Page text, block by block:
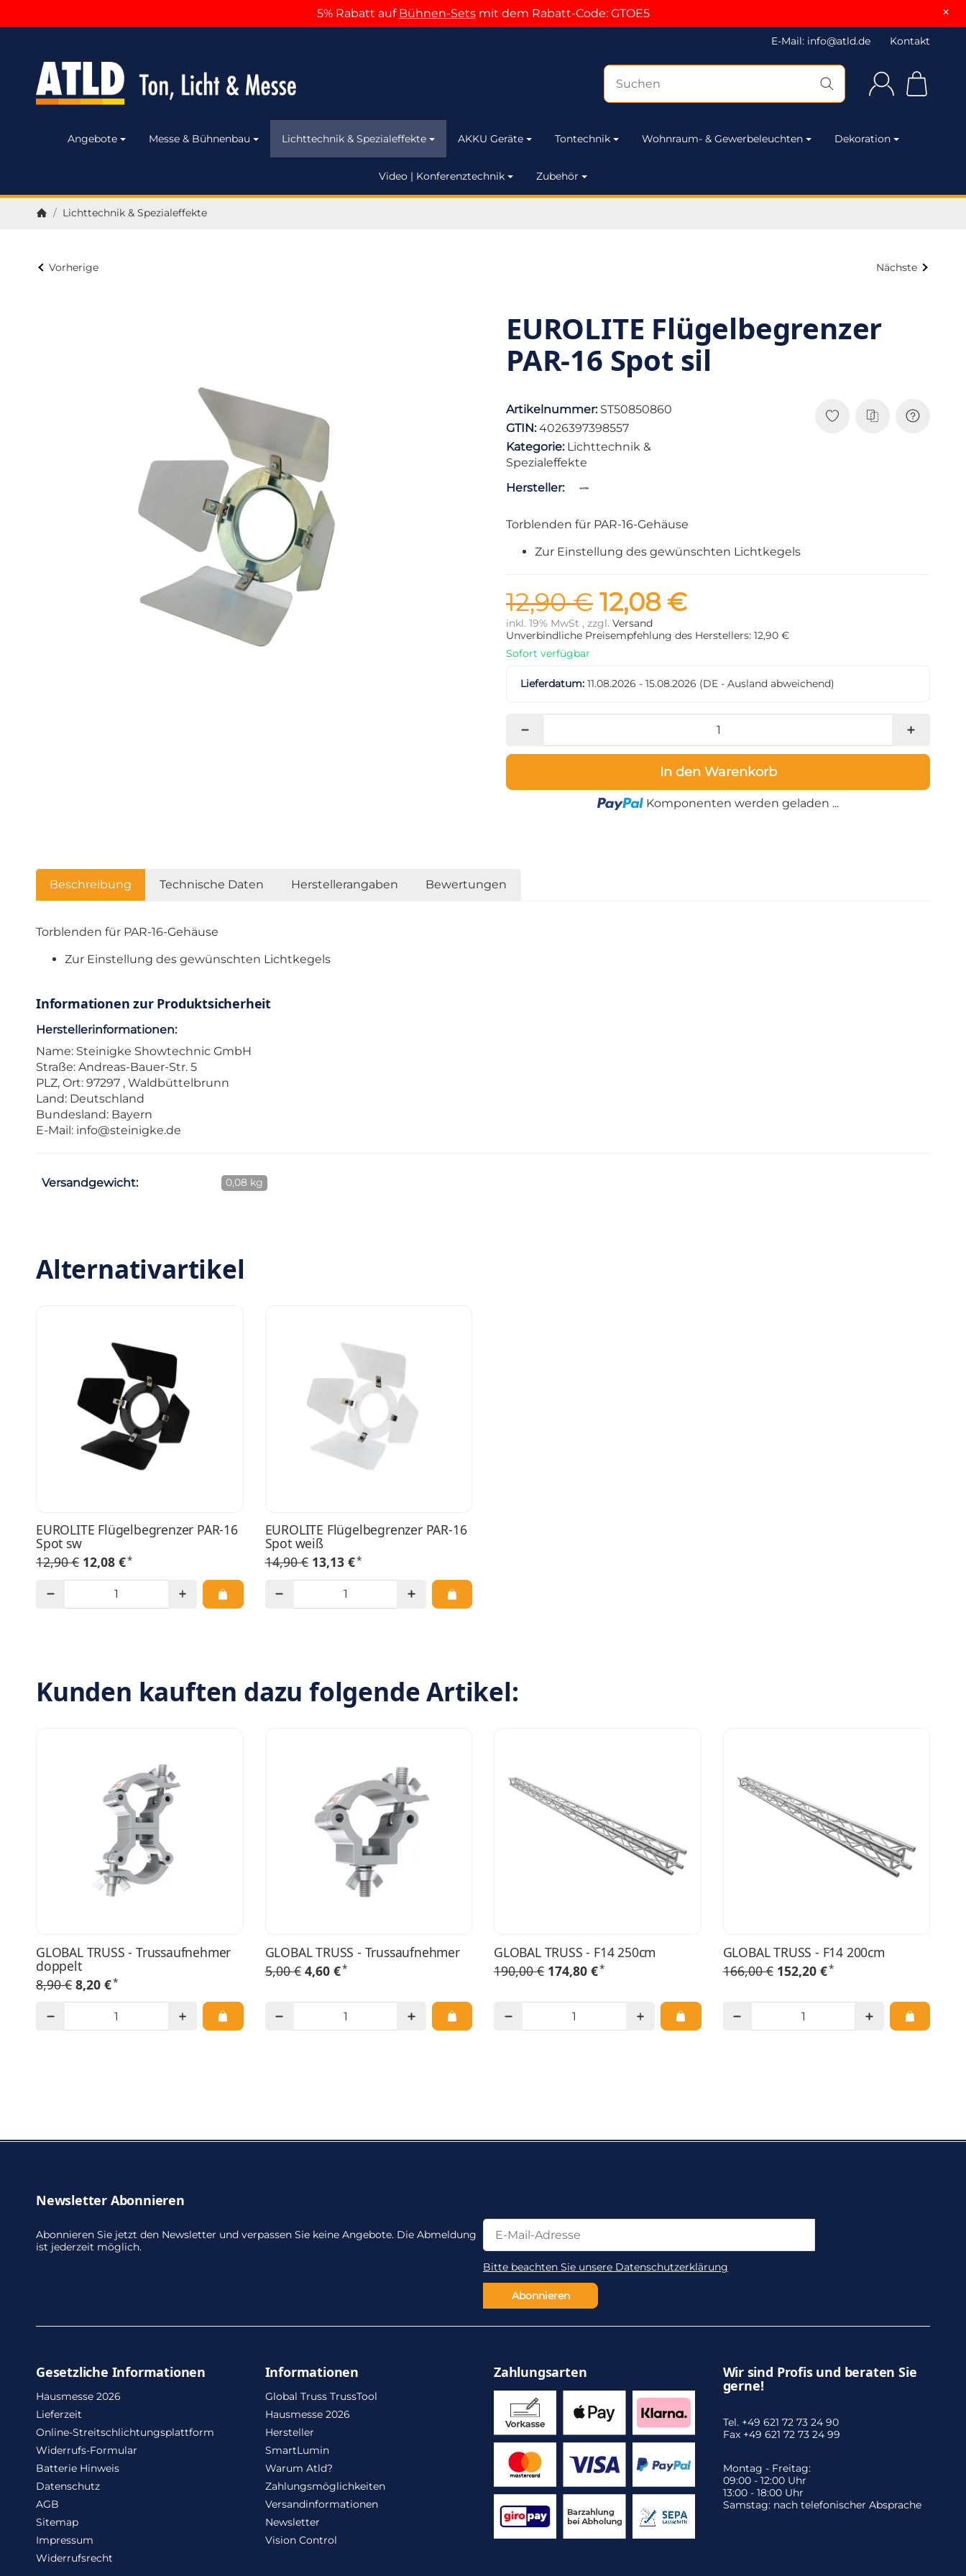
5% Rabatt auf Bühnen-Setsmit dem Rabatt-Code: GTOE5 ×
E-Mail: info@atld.de Kontakt
Angebote Messe & Bühnenbau Lichttechnik & Spezialeffekte AKKU Geräte Tontechnik Wohnraum- & Gewerbeleuchten Dekoration
Video | Konferenztechnik Zubehör
/ Lichttechnik & Spezialeffekte
Vorherige Nächste
EUROLITE Flügelbegrenzer
PAR-16 Spot sil
Artikelnummer: ST50850860
GTIN:4026397398557
Kategorie: Lichttechnik &
Spezialeffekte
Hersteller:
Torblenden für PAR-16-Gehäuse
Zur Einstellung des gewünschten Lichtkegels
12,90 € 12,08 €
inkl. 19% MwSt , zzgl. Versand
Unverbindliche Preisempfehlung des Herstellers: 12,90 €
Sofort verfügbar
Lieferdatum: 11.08.2026 - 15.08.2026 (DE - Ausland abweichend)
In den Warenkorb
Loading...
Komponenten werden geladen ...
Beschreibung Technische Daten Herstellerangaben Bewertungen
Torblenden für PAR-16-Gehäuse
Zur Einstellung des gewünschten Lichtkegels
Informationen zur Produktsicherheit
Herstellerinformationen:
Name: Steinigke Showtechnic GmbH
Straße: Andreas-Bauer-Str. 5
PLZ, Ort: 97297 , Waldbüttelbrunn
Land: Deutschland
Bundesland: Bayern
E-Mail: info@steinigke.de
Versandgewicht: 0,08 kg
Alternativartikel
EUROLITE Flügelbegrenzer PAR-16
Spot sw
12,90 € 12,08 €*
EUROLITE Flügelbegrenzer PAR-16
Spot weiß
14,90 € 13,13 €*
Kunden kauften dazu folgende Artikel:
GLOBAL TRUSS - Trussaufnehmer
doppelt
8,90 € 8,20 €*
GLOBAL TRUSS - Trussaufnehmer
5,00 € 4,60 €*
GLOBAL TRUSS - F14 250cm
190,00 € 174,80 €*
GLOBAL TRUSS - F14 200cm
166,00 € 152,20 €*
Gesetzliche Informationen
Hausmesse 2026
Lieferzeit
Online-Streitschlichtungsplattform
Widerrufs-Formular
Batterie Hinweis
Datenschutz
AGB
Sitemap
Impressum
Widerrufsrecht
Informationen
Global Truss TrussTool
Hausmesse 2026
Hersteller
SmartLumin
Warum Atld?
Zahlungsmöglichkeiten
Versandinformationen
Newsletter
Vision Control
Zahlungsarten Wir sind Profis und beraten Sie
gerne!
Tel. +49 621 72 73 24 90
Fax +49 621 72 73 24 99
Montag - Freitag:
09:00 - 12:00 Uhr
13:00 - 18:00 Uhr
Samstag: nach telefonischer Absprache
Newsletter Abonnieren
Abonnieren Sie jetzt den Newsletter und verpassen Sie keine Angebote. Die Abmeldung
ist jederzeit möglich.
Newsletter Abonnieren
Newsletter Abonnieren
Bitte beachten Sie unsere Datenschutzerklärung
Abonnieren